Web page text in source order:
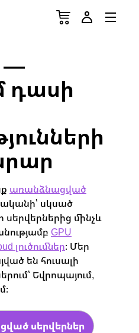
—
դասի
առանձնացված
սկսած
մինչև
GPU
լուծումներ։ Մեր
են հուսալի
Եվրոպայում,
սերվերներ